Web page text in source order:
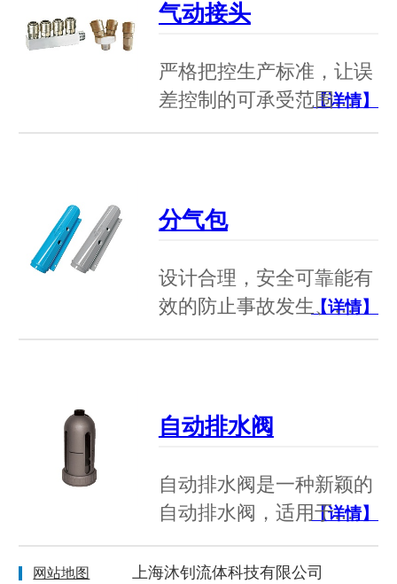
气动接头
严格把控生产标准，让误
差控制的可承受范围…
【详情】
分气包
设计合理，安全可靠能有
效的防止事故发生、…
【详情】
自动排水阀
自动排水阀是一种新颖的
自动排水阀，适用于…
【详情】
网站地图 上海沐钊流体科技有限公司